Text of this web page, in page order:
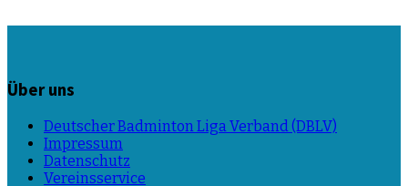
Über uns
Deutscher Badminton Liga Verband (DBLV)
Impressum
Datenschutz
Vereinsservice